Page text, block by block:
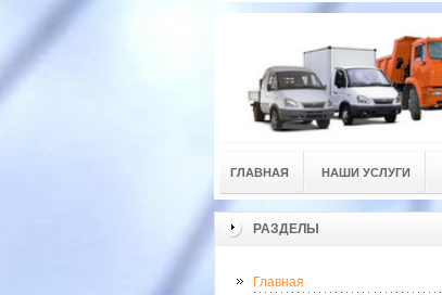
ГЛАВНАЯ НАШИ УСЛУГИ
РАЗДЕЛЫ
Главная